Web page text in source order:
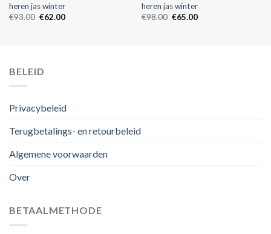
heren jas winter
€93.00 €62.00
heren jas winter
€98.00 €65.00
BELEID
Privacybeleid
Terugbetalings- en retourbeleid
Algemene voorwaarden
Over
BETAALMETHODE